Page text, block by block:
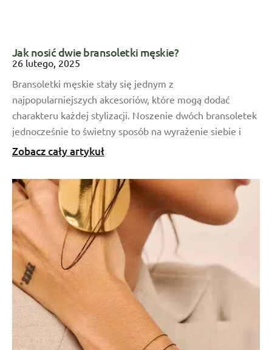
Jak nosić dwie bransoletki męskie​?
26 lutego, 2025
Bransoletki męskie stały się jednym z
najpopularniejszych akcesoriów, które mogą dodać
charakteru każdej stylizacji. Noszenie dwóch bransoletek
jednocześnie to świetny sposób na wyrażenie siebie i
Zobacz cały artykuł